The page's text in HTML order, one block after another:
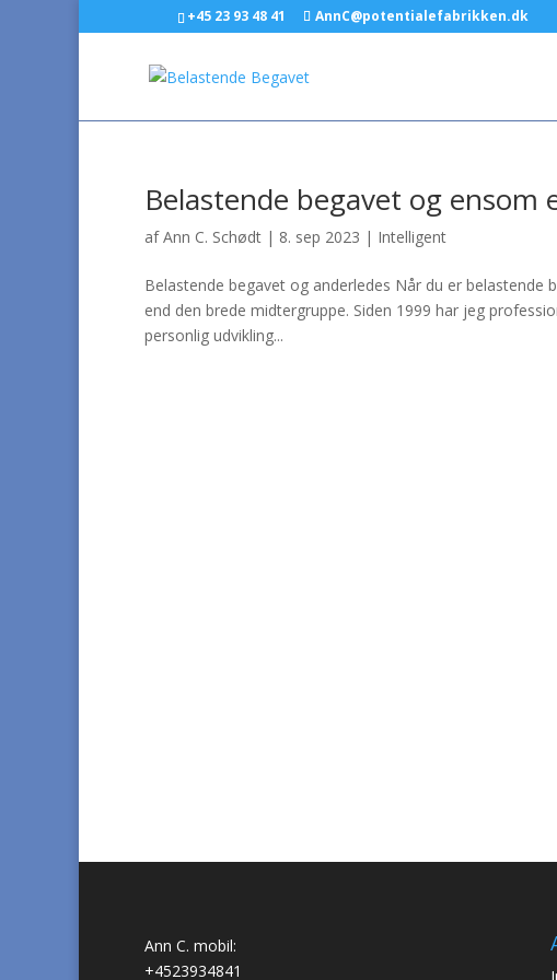
+45 23 93 48 41 AnnC@potentialefabrikken.dk
Belastende begavet og ensom
afAnn C. Schødt | 8. sep 2023 | Intelligent
Belastende begavet og anderledes Når du er
end den brede midtergruppe. Siden 1999 har jeg
personlig udvikling...
Ann C. mobil:
+4523934841